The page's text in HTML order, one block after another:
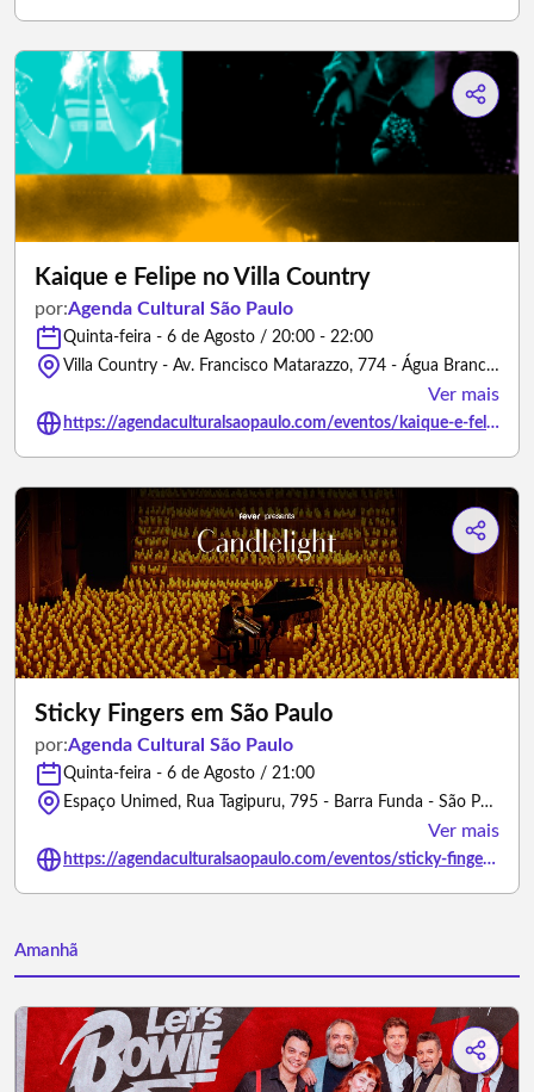
Kaique e Felipe no Villa Country
por:Agenda Cultural São Paulo
Quinta-feira - 6 de Agosto / 20:00 - 22:00
Villa Country - Av. Francisco Matarazzo, 774 - Água Branca, São Paulo - SP - São Paulo/São Paulo
Ver mais
https://agendaculturalsaopaulo.com/eventos/kaique-e-felipe-no-villa-country/
Sticky Fingers em São Paulo
por:Agenda Cultural São Paulo
Quinta-feira - 6 de Agosto / 21:00
Espaço Unimed, Rua Tagipuru, 795 - Barra Funda - São Paulo - SP - São Paulo/São Paulo
Ver mais
https://agendaculturalsaopaulo.com/eventos/sticky-fingers-em-sao-paulo/
Amanhã